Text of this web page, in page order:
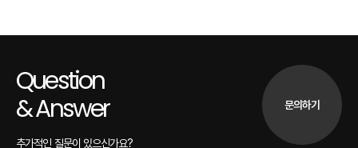
Question
& Answer
추가적인 질문이 있으신가요?
문의하기